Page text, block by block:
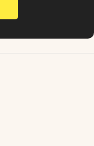
en nueva pestaña